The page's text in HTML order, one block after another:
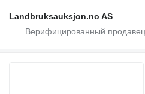
Landbruksauksjon.no AS